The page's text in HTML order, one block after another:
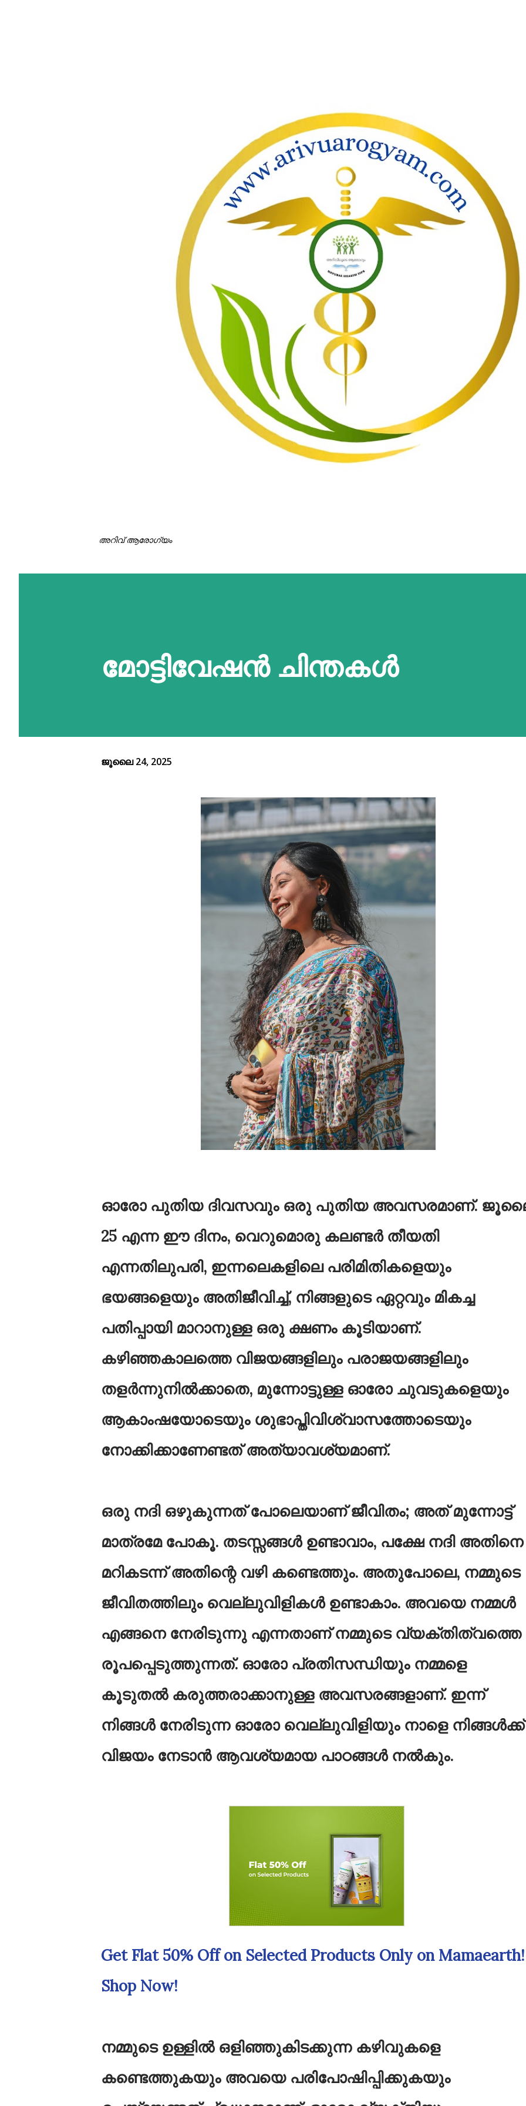
അറിവ് ആരോഗ്യം
മോട്ടിവേഷൻ ചിന്തകൾ
ജൂലൈ 24, 2025
ഓരോ പുതിയ ദിവസവും ഒരു പുതിയ അവസരമാണ്.
25 എന്ന ഈ ദിനം, വെറുമൊരു കലണ്ടർ തീയതി
എന്നതിലുപരി, ഇന്നലെകളിലെ പരിമിതികളെയും
ഭയങ്ങളെയും അതിജീവിച്ച്, നിങ്ങളുടെ ഏറ്റവും മികച്ച
പതിപ്പായി മാറാനുള്ള ഒരു ക്ഷണം കൂടിയാണ്.
കഴിഞ്ഞകാലത്തെ വിജയങ്ങളിലും പരാജയങ്ങളിലും
തളർന്നുനിൽക്കാതെ, മുന്നോട്ടുള്ള ഓരോ ചുവടുകളെയും
ആകാംഷയോടെയും ശുഭാപ്തിവിശ്വാസത്തോടെയും
നോക്കിക്കാണേണ്ടത് അത്യാവശ്യമാണ്.
ഒരു നദി ഒഴുകുന്നത് പോലെയാണ് ജീവിതം; അത് മുന്നോട്ട്
മാത്രമേ പോകൂ. തടസ്സങ്ങൾ ഉണ്ടാവാം, പക്ഷേ നദി അതിനെ
മറികടന്ന് അതിന്റെ വഴി കണ്ടെത്തും. അതുപോലെ, നമ്മുടെ
ജീവിതത്തിലും വെല്ലുവിളികൾ ഉണ്ടാകാം. അവയെ നമ്മൾ
എങ്ങനെ നേരിടുന്നു എന്നതാണ് നമ്മുടെ വ്യക്തിത്വത്തെ
രൂപപ്പെടുത്തുന്നത്. ഓരോ പ്രതിസന്ധിയും നമ്മളെ
കൂടുതൽ കരുത്തരാക്കാനുള്ള അവസരങ്ങളാണ്. ഇന്ന്
നിങ്ങൾ നേരിടുന്ന ഓരോ വെല്ലുവിളിയും നാളെ നിങ്ങൾക്ക്
വിജയം നേടാൻ ആവശ്യമായ പാഠങ്ങൾ നൽകും.
Get Flat 50% Off on Selected Products Only on Mamaearth!
Shop Now!
നമ്മുടെ ഉള്ളിൽ ഒളിഞ്ഞുകിടക്കുന്ന കഴിവുകളെ
കണ്ടെത്തുകയും അവയെ പരിപോഷിപ്പിക്കുകയും